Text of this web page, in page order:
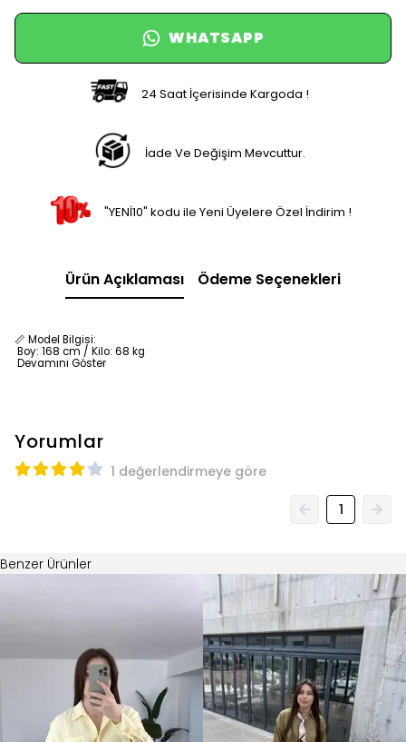
WHATSAPP
24 Saat İçerisinde Kargoda !
İade Ve Değişim Mevcuttur.
"YENİ10" kodu ile Yeni Üyelere Özel İndirim !
Ürün Açıklaması Ödeme Seçenekleri
📏 Model Bilgisi:
Boy: 168 cm / Kilo: 68 kg
Devamını Göster
Yorumlar
1 değerlendirmeye göre
1
Benzer Ürünler